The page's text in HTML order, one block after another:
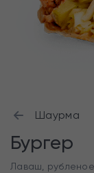
Шаурма
Бургер
Лаваш,